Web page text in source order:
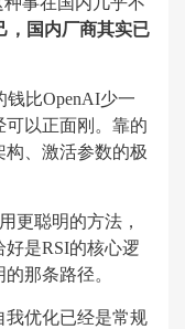
，国内厂商其实已
钱比OpenAI少一
以正面刚。靠的
、激活参数的极
更聪明的方法，
是RSI的核心逻
那条路径。
我优化已经是常规